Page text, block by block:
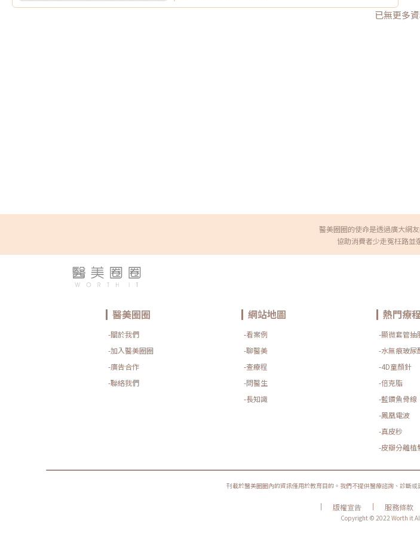
已無更多
醫美圈圈的使命是透過廣大網
協助消費者少走冤枉路並
醫美圈圈
-關於我們
-加入醫美圈圈
-廣告合作
-聯絡我們
網站地圖
-看案例
-聊醫美
-查療程
-問醫生
-長知識
熱門療
-顯微套管抽
-水無痕玻尿
-4D童顏針
-倍克脂
-藍鑽魚骨線
-鳳凰電波
-真皮秒
-皮瓣分離植
刊載於醫美圈圈內的資訊僅用於教育目的。我們不提供醫療諮詢、診斷
| 版權宣告 | 服務條款
Copyright © 2022 Worth it